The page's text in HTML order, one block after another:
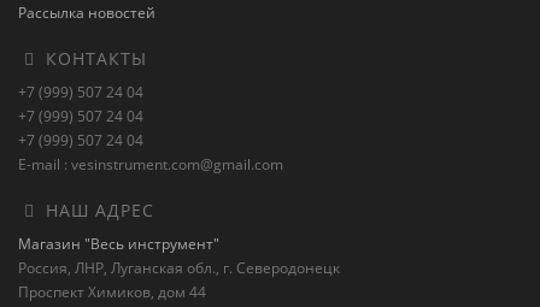
Рассылка новостей
КОНТАКТЫ
+7 (999) 507 24 04
+7 (999) 507 24 04
+7 (999) 507 24 04
E-mail : vesinstrument.com@gmail.com
НАШ АДРЕС
Магазин "Весь инструмент"
Россия, ЛНР, Луганская обл., г. Северодонецк
Проспект Химиков, дом 44